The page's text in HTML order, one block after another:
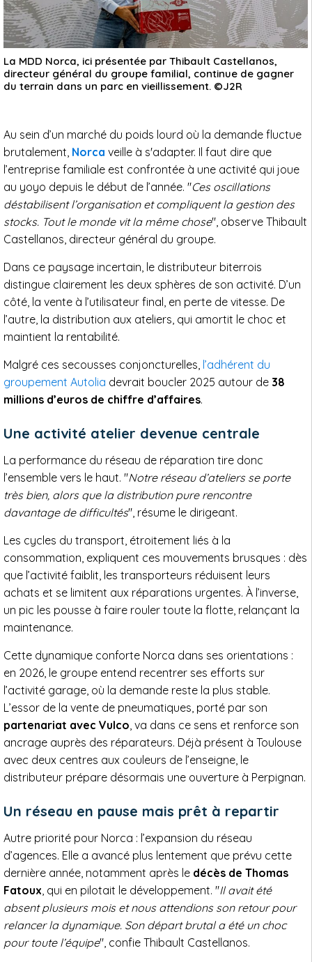
La MDD Norca, ici présentée par Thibault Castellanos,
directeur général du groupe familial, continue de gagner
du terrain dans un parc en vieillissement. ©J2R
Au sein d’un marché du poids lourd où la demande fluctue
brutalement, Norca veille à s'adapter. Il faut dire que
l’entreprise familiale est confrontée à une activité qui joue
au yoyo depuis le début de l’année. "Ces oscillations
déstabilisent l’organisation et compliquent la gestion des
stocks. Tout le monde vit la même chose", observe Thibault
Castellanos, directeur général du groupe.
Dans ce paysage incertain, le distributeur biterrois
distingue clairement les deux sphères de son activité. D’un
côté, la vente à l’utilisateur final, en perte de vitesse. De
l’autre, la distribution aux ateliers, qui amortit le choc et
maintient la rentabilité.
Malgré ces secousses conjoncturelles, l’adhérent du
groupement Autolia devrait boucler 2025 autour de 38
millions d’euros de chiffre d’affaires.
Une activité atelier devenue centrale
La performance du réseau de réparation tire donc
l’ensemble vers le haut. "Notre réseau d’ateliers se porte
très bien, alors que la distribution pure rencontre
davantage de difficultés", résume le dirigeant.
Les cycles du transport, étroitement liés à la
consommation, expliquent ces mouvements brusques : dès
que l’activité faiblit, les transporteurs réduisent leurs
achats et se limitent aux réparations urgentes. À l’inverse,
un pic les pousse à faire rouler toute la flotte, relançant la
maintenance.
Cette dynamique conforte Norca dans ses orientations :
en 2026, le groupe entend recentrer ses efforts sur
l’activité garage, où la demande reste la plus stable.
L’essor de la vente de pneumatiques, porté par son
partenariat avec Vulco, va dans ce sens et renforce son
ancrage auprès des réparateurs. Déjà présent à Toulouse
avec deux centres aux couleurs de l’enseigne, le
distributeur prépare désormais une ouverture à Perpignan.
Un réseau en pause mais prêt à repartir
Autre priorité pour Norca : l’expansion du réseau
d’agences. Elle a avancé plus lentement que prévu cette
dernière année, notamment après le décès de Thomas
Fatoux, qui en pilotait le développement. "Il avait été
absent plusieurs mois et nous attendions son retour pour
relancer la dynamique. Son départ brutal a été un choc
pour toute l’équipe", confie Thibault Castellanos.